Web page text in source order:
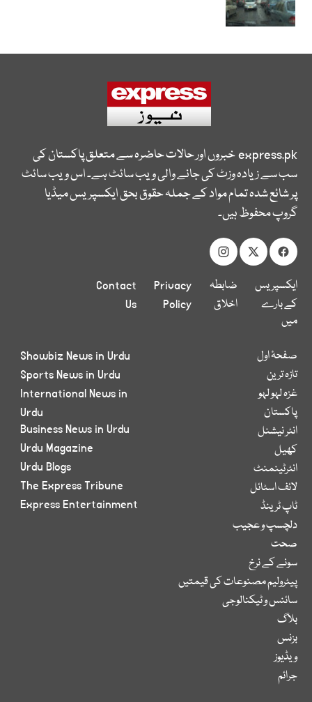
express.pkخبروں اور حالات حاضرہ سے متعلق پاکستان کی
سب سے زیادہ وزٹ کی جانے والی ویب سائٹ ہے۔ اس ویب سائٹ
پر شائع شدہ تمام مواد کے جملہ حقوق بحق ایکسپریس میڈیا
گروپ محفوظ ہیں۔
ایکسپریس
کے بارے
میں
ضابطہ
اخلاق
Privacy
Policy
Contact
Us
صفحۂ اول
تازہ ترین
غزہ لہو لہو
پاکستان
انٹر نیشنل
کھیل
انٹرٹینمنٹ
لائف اسٹائل
ٹاپ ٹرینڈ
دلچسپ و عجیب
صحت
سونے کے نرخ
پیٹرولیم مصنوعات کی قیمتیں
سائنس و ٹیکنالوجی
بلاگ
بزنس
ویڈیوز
جرائم
Showbiz News in Urdu
Sports News in Urdu
International News in
Urdu
Business News in Urdu
Urdu Magazine
Urdu Blogs
The Express Tribune
Express Entertainment